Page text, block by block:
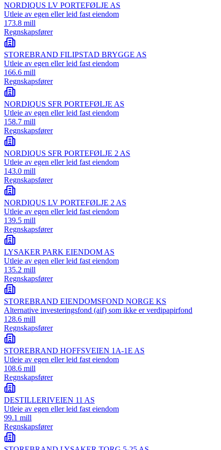
NORDIQUS LV PORTEFØLJE AS
Utleie av egen eller leid fast eiendom
173.8 mill
Regnskapsfører
STOREBRAND FILIPSTAD BRYGGE AS
Utleie av egen eller leid fast eiendom
166.6 mill
Regnskapsfører
NORDIQUS SFR PORTEFØLJE AS
Utleie av egen eller leid fast eiendom
158.7 mill
Regnskapsfører
NORDIQUS SFR PORTEFØLJE 2 AS
Utleie av egen eller leid fast eiendom
143.0 mill
Regnskapsfører
NORDIQUS LV PORTEFØLJE 2 AS
Utleie av egen eller leid fast eiendom
139.5 mill
Regnskapsfører
LYSAKER PARK EIENDOM AS
Utleie av egen eller leid fast eiendom
135.2 mill
Regnskapsfører
STOREBRAND EIENDOMSFOND NORGE KS
Alternative investeringsfond (aif) som ikke er verdipapirfond
128.6 mill
Regnskapsfører
STOREBRAND HOFFSVEIEN 1A-1E AS
Utleie av egen eller leid fast eiendom
108.6 mill
Regnskapsfører
DESTILLERIVEIEN 11 AS
Utleie av egen eller leid fast eiendom
99.1 mill
Regnskapsfører